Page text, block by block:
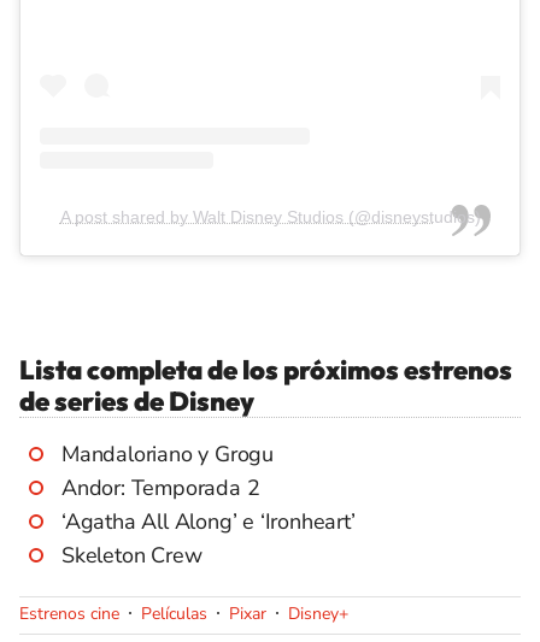
A post shared by Walt Disney Studios (@disneystudios)
Lista completa de los próximos estrenos
de series de Disney
Mandaloriano y Grogu
Andor: Temporada 2
‘Agatha All Along’ e ‘Ironheart’
Skeleton Crew
Estrenos cine Películas Pixar Disney+